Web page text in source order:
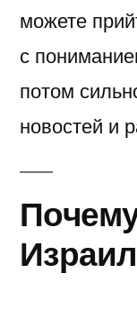
можете
с
потом
новостей и